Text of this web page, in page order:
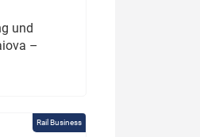
und
–
Rail Business